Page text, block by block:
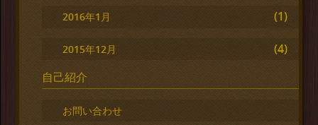
2016年1月 (1)
2015年12月
(4)
自己紹介
お問い合わせ